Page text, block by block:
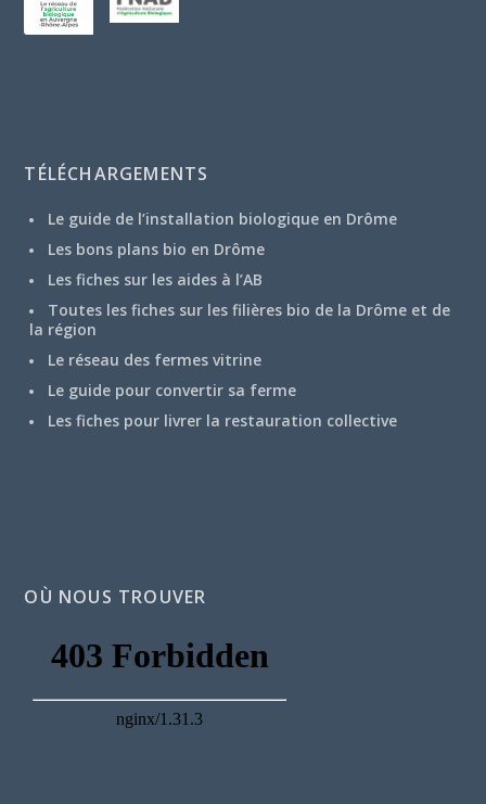
TÉLÉCHARGEMENTS
Le guide de l’installation biologique en Drôme
Les bons plans bio en Drôme
Les fiches sur les aides à l’AB
Toutes les fiches sur les filières bio de la Drôme et de
la région
Le réseau des fermes vitrine
Le guide pour convertir sa ferme
Les fiches pour livrer la restauration collective
OÙ NOUS TROUVER